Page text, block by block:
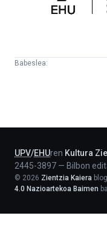
Babeslea:
UPV/EHUren Kultura
2445-3897 — Bilbon
© 2026 Zientzia Kaiera
4.0 Nazioartekoa Baimen